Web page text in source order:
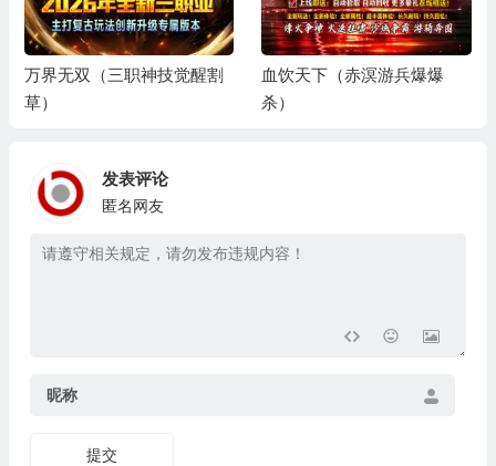
万界无双（三职神技觉醒割
草）
血饮天下（赤溟游兵爆爆
杀）
发表评论
匿名网友
昵称
提交